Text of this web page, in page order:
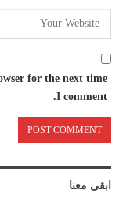
for the next time
I comment.
ابقى معنا